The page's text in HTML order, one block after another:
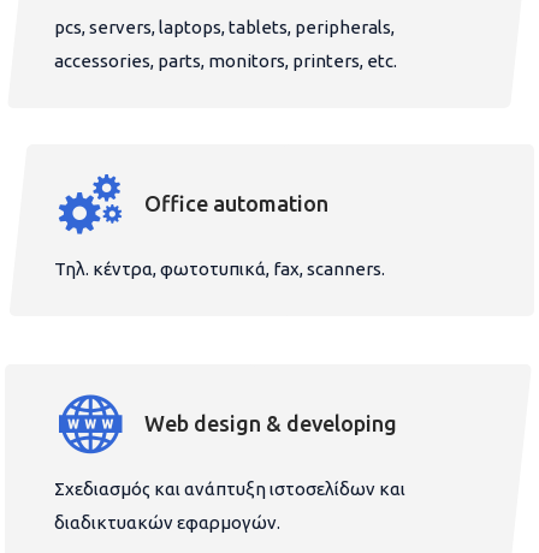
pcs, servers, laptops, tablets, peripherals,
accessories, parts, monitors, printers, etc.
Office automation
Τηλ. κέντρα, φωτοτυπικά, fax, scanners.
Web design & developing
Σχεδιασμός και ανάπτυξη ιστοσελίδων και
διαδικτυακών εφαρμογών.